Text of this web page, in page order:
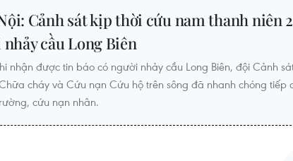
Cảnh sát kịp thời cứu nam thanh niên
cầu Long Biên
nhận được tin báo có người nhảy cầu Long Biên, đội Cảnh
cháy và Cứu nạn Cứu hộ trên sông đã nhanh chóng tiếp
cứu nạn nhân.